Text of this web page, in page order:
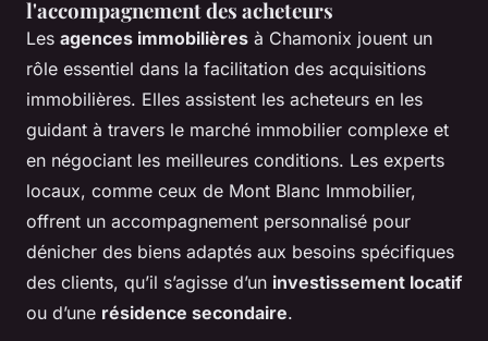
l'accompagnement des acheteurs
Les agences immobilières à Chamonix jouent un
rôle essentiel dans la facilitation des acquisitions
immobilières. Elles assistent les acheteurs en les
guidant à travers le marché immobilier complexe et
en négociant les meilleures conditions. Les experts
locaux, comme ceux de Mont Blanc Immobilier,
offrent un accompagnement personnalisé pour
dénicher des biens adaptés aux besoins spécifiques
des clients, qu’il s’agisse d’un investissement locatif
ou d’une résidence secondaire.